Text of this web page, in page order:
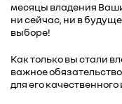
месяцы владения
ни сейчас, ни в
выборе!
Как только вы стали
важное
для его